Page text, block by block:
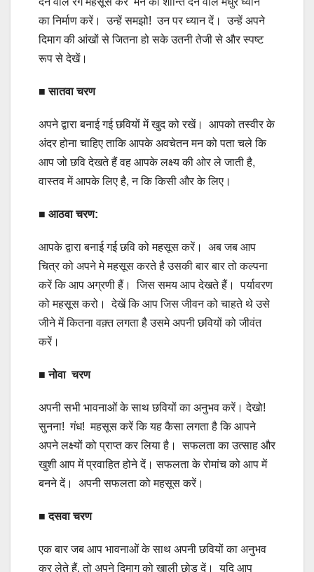
का निर्माण करें। उन्हें समझो! उन पर ध्यान दें। उन्हें अपने
दिमाग की आंखों से जितना हो सके उतनी तेजी से और स्पष्ट
रूप से देखें।
■ सातवा चरण
अपने द्वारा बनाई गई छवियों में खुद को रखें। आपको तस्वीर के
अंदर होना चाहिए ताकि आपके अवचेतन मन को पता चले कि
आप जो छवि देखते हैं वह आपके लक्ष्य की ओर ले जाती है,
वास्तव में आपके लिए है, न कि किसी और के लिए।
■ आठवा चरण:
आपके द्वारा बनाई गई छवि को महसूस करें। अब जब आप
चित्र को अपने मे महसूस करते है उसकी बार बार तो कल्पना
करें कि आप अग्रणी हैं। जिस समय आप देखते हैं। पर्यावरण
को महसूस करो। देखें कि आप जिस जीवन को चाहते थे उसे
जीने में कितना वक़्त लगता है उसमे अपनी छवियों को जीवंत
करें।
■ नोवा चरण
अपनी सभी भावनाओं के साथ छवियों का अनुभव करें। देखो!
सुनना! गंध! महसूस करें कि यह कैसा लगता है कि आपने
अपने लक्ष्यों को प्राप्त कर लिया है। सफलता का उत्साह और
खुशी आप में प्रवाहित होने दें। सफलता के रोमांच को आप में
बनने दें। अपनी सफलता को महसूस करें।
■ दसवा चरण
एक बार जब आप भावनाओं के साथ अपनी छवियों का अनुभव
कर लेते हैं, तो अपने दिमाग को खाली छोड़ दें। यदि आप